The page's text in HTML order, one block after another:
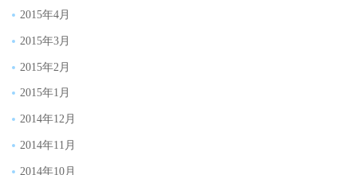
2015年4月
2015年3月
2015年2月
2015年1月
2014年12月
2014年11月
2014年10月